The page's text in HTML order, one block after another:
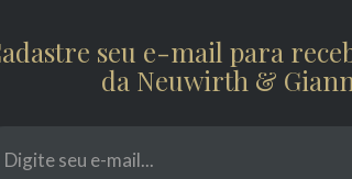
seu e-mail para
da Neuwirth &